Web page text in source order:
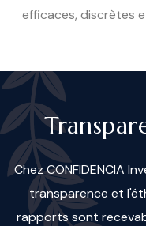
efficaces, discrètes
Chez CONFIDENCIA
transparence et
rapports sont